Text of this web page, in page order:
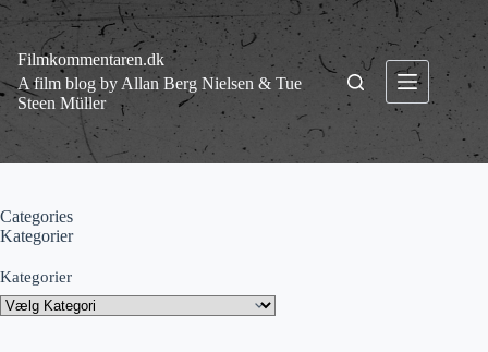
Fortsæt
indhold
Filmkommentaren.dk
A film blog by Allan Berg Nielsen & Tue
Steen Müller
Categories
Kategorier
Kategorier